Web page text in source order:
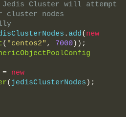
Cluster will attempt
cluster nodes
jedisClusterNodes
. add( new
( "centos2" , 7000 ));
= new
( jedisClusterNodes );